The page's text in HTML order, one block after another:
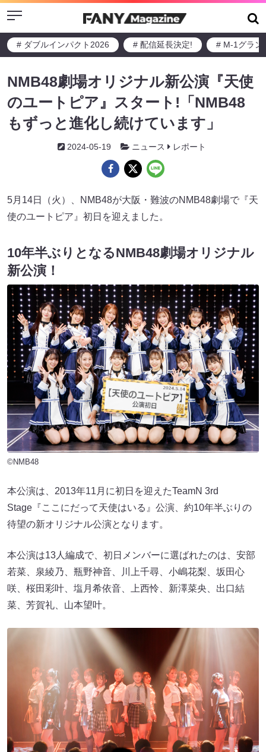
Menu
# ダブルインパクト2026 # 配信延長決定! # M-1グラン
NMB48劇場オリジナル新公演『天使
のユートピア』スタート!「NMB48
もずっと進化し続けています」
2024-05-19 ニュース レポート
5月14日（火）、NMB48が大阪・難波のNMB48劇場で『天
使のユートピア』初日を迎えました。
10年半ぶりとなるNMB48劇場オリジナル
新公演！
©NMB48
本公演は、2013年11月に初日を迎えたTeamN 3rd
Stage『ここにだって天使はいる』公演、約10年半ぶりの
待望の新オリジナル公演となります。
本公演は13人編成で、初日メンバーに選ばれたのは、安部
若菜、泉綾乃、瓶野神音、川上千尋、小嶋花梨、坂田心
咲、桜田彩叶、塩月希依音、上西怜、新澤菜央、出口結
菜、芳賀礼、山本望叶。